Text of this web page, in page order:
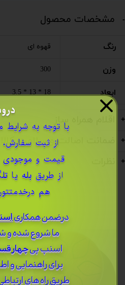
مشخصات محصول
رنگ قهوه ای
وزن 300
ابعاد 18 * 13 * 3.5
اقلام همراه ساز
ضمانت اصالت و سلامت کالا
​با توجه به شرایط
از ثبت سفارش،
قیمت و موجودی
از طریق بله یا
هم
درضمن ​همکاری
ما شروع شده و
اسنپ پیچهار
برای راهنمایی و
طریق راه های